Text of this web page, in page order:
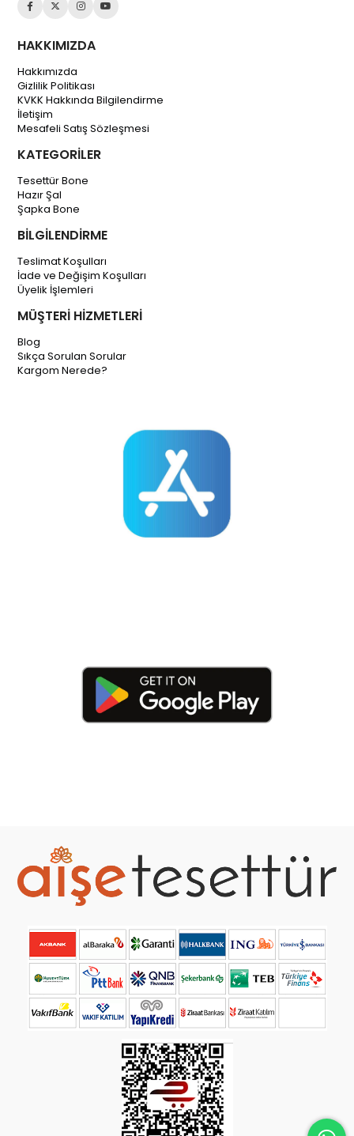
HAKKIMIZDA
Hakkımızda
Gizlilik Politikası
KVKK Hakkında Bilgilendirme
İletişim
Mesafeli Satış Sözleşmesi
KATEGORİLER
Tesettür Bone
Hazır Şal
Şapka Bone
BİLGİLENDİRME
Teslimat Koşulları
İade ve Değişim Koşulları
Üyelik İşlemleri
MÜŞTERİ HİZMETLERİ
Blog
Sıkça Sorulan Sorular
Kargom Nerede?